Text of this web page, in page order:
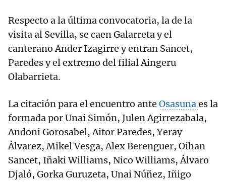
Respecto a la última convocatoria, la de la
visita al Sevilla, se caen Galarreta y el
canterano Ander Izagirre y entran Sancet,
Paredes y el extremo del filial Aingeru
Olabarrieta.
La citación para el encuentro ante Osasunaes la
formada por Unai Simón, Julen Agirrezabala,
Andoni Gorosabel, Aitor Paredes, Yeray
Álvarez, Mikel Vesga, Alex Berenguer, Oihan
Sancet, Iñaki Williams, Nico Williams, Álvaro
Djaló, Gorka Guruzeta, Unai Núñez, Iñigo